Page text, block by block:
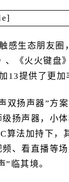
感生态朋友
《火火键盘
13提供了更加
双扬声器”方
扬声器，小
算法加持下，
、看直播等
临其境。